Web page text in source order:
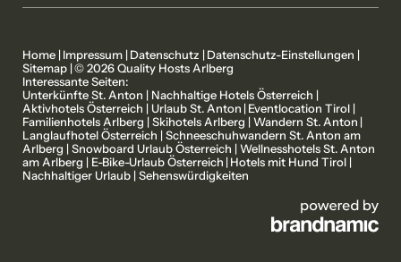
MITGLIEDSBETRIEBE UNSERE STORYS
ÜBER UNS
Home | Impressum | Datenschutz | Datenschutz-Einstellungen |
Sitemap |© 2026 Quality Hosts Arlberg
Interessante Seiten:
Unterkünfte St. Anton | Nachhaltige Hotels Österreich |
Aktivhotels Österreich | Urlaub St. Anton | Eventlocation Tirol |
Familienhotels Arlberg | Skihotels Arlberg | Wandern St. Anton |
Langlaufhotel Österreich | Schneeschuhwandern St. Anton am
Arlberg | Snowboard Urlaub Österreich | Wellnesshotels St. Anton
am Arlberg | E-Bike-Urlaub Österreich | Hotels mit Hund Tirol |
Nachhaltiger Urlaub | Sehenswürdigkeiten